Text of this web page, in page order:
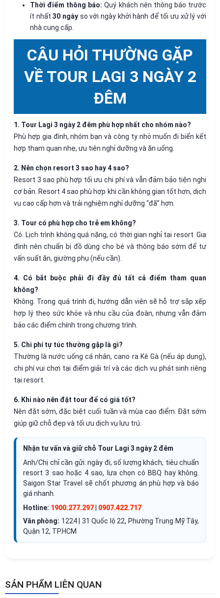
Thời điểm thông báo: Quý khách nên thông báo trước
ít nhất30 ngàyso với ngày khởi hành để tối ưu xử lý với
nhà cung cấp.
CÂU HỎI THƯỜNG GẶP
VỀ TOUR LAGI 3 NGÀY 2
ĐÊM
1. Tour Lagi 3 ngày 2 đêm phù hợp nhất cho nhóm nào?
Phù hợp gia đình, nhóm bạn và công ty nhỏ muốn đi biển kết
hợp tham quan nhẹ, ưu tiên nghỉ dưỡng và ăn uống.
2. Nên chọn resort 3 sao hay 4 sao?
Resort 3 sao phù hợp tối ưu chi phí và vẫn đảm bảo tiện nghi
cơ bản. Resort 4 sao phù hợp khi cần không gian tốt hơn, dịch
vụ cao cấp hơn và trải nghiệm nghỉ dưỡng “đã” hơn.
3. Tour có phù hợp cho trẻ em không?
Có. Lịch trình không quá nặng, có thời gian nghỉ tại resort. Gia
đình nên chuẩn bị đồ dùng cho bé và thông báo sớm để tư
vấn suất ăn, giường phụ (nếu cần).
4. Có bắt buộc phải đi đầy đủ tất cả điểm tham quan
không?
Không. Trong quá trình đi, hướng dẫn viên sẽ hỗ trợ sắp xếp
hợp lý theo sức khỏe và nhu cầu của đoàn, nhưng vẫn đảm
bảo các điểm chính trong chương trình.
5. Chi phí tự túc thường gặp là gì?
Thường là nước uống cá nhân, cano ra Kê Gà (nếu áp dụng),
chi phí vui chơi tại điểm giải trí và các dịch vụ phát sinh riêng
tại resort.
6. Khi nào nên đặt tour để có giá tốt?
Nên đặt sớm, đặc biệt cuối tuần và mùa cao điểm. Đặt sớm
giúp giữ chỗ đẹp và tối ưu dịch vụ lưu trú.
Nhận tư vấn và giữ chỗ Tour Lagi 3 ngày 2 đêm
Anh/Chị chỉ cần gửi: ngày đi, số lượng khách, tiêu chuẩn
resort 3 sao hoặc 4 sao, lựa chọn có BBQ hay không.
Saigon Star Travel sẽ chốt phương án phù hợp và báo
giá nhanh.
Hotline: 1900.277.297
0907.422.717
Văn phòng: 1224 | 31 Quốc lộ 22, Phường Trung Mỹ Tây,
Quận 12, TP.HCM
SẢN PHẨM LIÊN QUAN